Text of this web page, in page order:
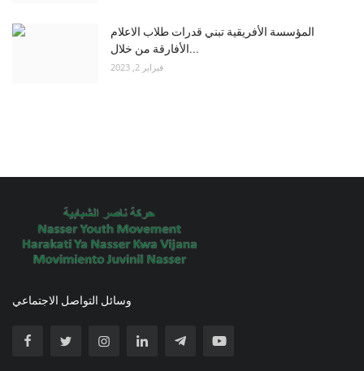
المؤسسة الأفريقية تبني قدرات طلاب الاعلام
الأفارقة من خلال...
فبراير 2, 2023
وسائل التواصل الاجتماعي